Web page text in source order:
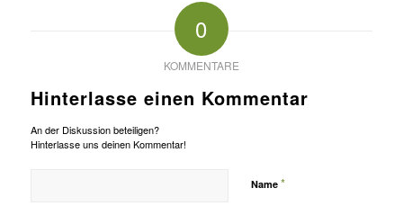
0
KOMMENTARE
Hinterlasse einen Kommentar
An der Diskussion beteiligen?
Hinterlasse uns deinen Kommentar!
Name *